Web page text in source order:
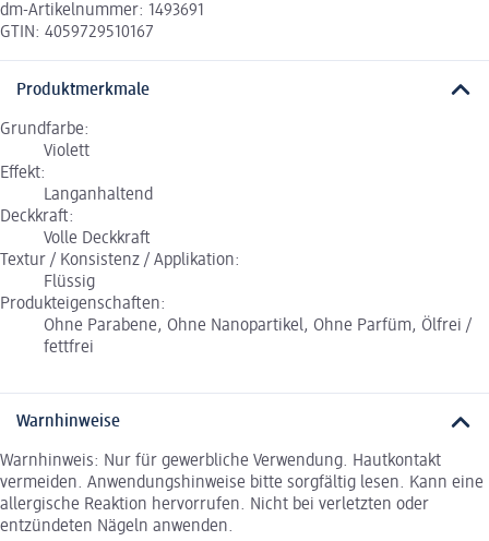
dm-Artikelnummer: 1493691
GTIN: 4059729510167
Produktmerkmale
Grundfarbe:
Violett
Effekt:
Langanhaltend
Deckkraft:
Volle Deckkraft
Textur / Konsistenz / Applikation:
Flüssig
Produkteigenschaften:
Ohne Parabene, Ohne Nanopartikel, Ohne Parfüm, Ölfrei /
fettfrei
Warnhinweise
Warnhinweis: Nur für gewerbliche Verwendung. Hautkontakt
vermeiden. Anwendungshinweise bitte sorgfältig lesen. Kann eine
allergische Reaktion hervorrufen. Nicht bei verletzten oder
entzündeten Nägeln anwenden.